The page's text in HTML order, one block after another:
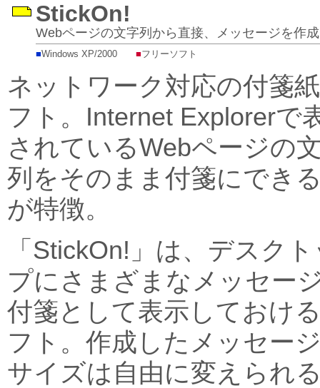
StickOn!
Webページの文字列から直接、メッセージを作
■Windows XP/2000 ■フリーソフト
ネットワーク対応の付箋
フト。Internet Explorerで
されているWebページの
列をそのまま付箋にでき
が特徴。
「StickOn!」は、デスク
プにさまざまなメッセー
付箋として表示しておけ
フト。作成したメッセー
サイズは自由に変えられ